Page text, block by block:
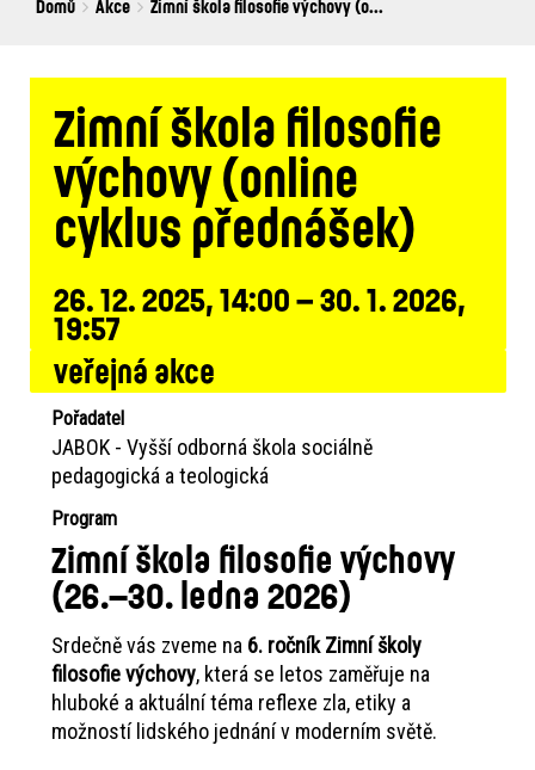
Breadcrumbs
You
Domů Akce Zimní škola filosofie výchovy (o...
Zimní škola filosofie
výchovy (online
cyklus přednášek)
26. 12. 2025, 14:00 – 30. 1. 2026,
19:57
veřejná akce
Pořadatel
JABOK - Vyšší odborná škola sociálně
pedagogická a teologická
Program
Zimní škola filosofie výchovy
(26.–30. ledna 2026)
Srdečně vás zveme na 6. ročník Zimní školy
filosofie výchovy, která se letos zaměřuje na
hluboké a aktuální téma reflexe zla, etiky a
možností lidského jednání v moderním světě.